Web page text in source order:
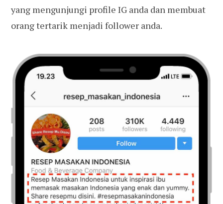
yang mengunjungi profile IG anda dan membuat
orang tertarik menjadi follower anda.